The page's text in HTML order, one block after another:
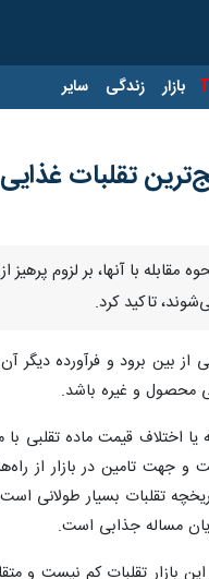
بازار زندگی سایر
تقلبات غذایی